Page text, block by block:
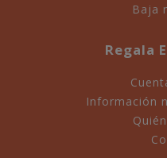
Baja
Regala
Información